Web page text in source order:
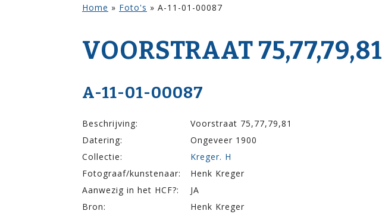
Home » Foto's » A-11-01-00087
VOOR­STRAAT 75,77,79,81
A-11-01-00087
Beschrijving:
Voorstraat 75,77,79,81
Datering:
Ongeveer 1900
Collectie:
Kreger. H
Fotograaf/kunstenaar:
Henk Kreger
Aanwezig in het HCF?:
JA
Bron:
Henk Kreger